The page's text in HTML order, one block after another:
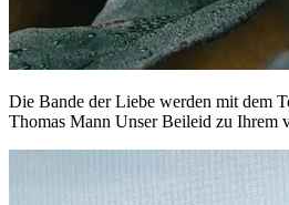
Die Bande der Liebe werden mit dem
Thomas Mann Unser Beileid zu Ihrem